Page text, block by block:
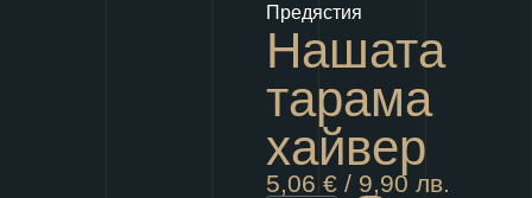
Предястия
Нашата
тарама
хайвер
5,06 € / 9,90 лв.